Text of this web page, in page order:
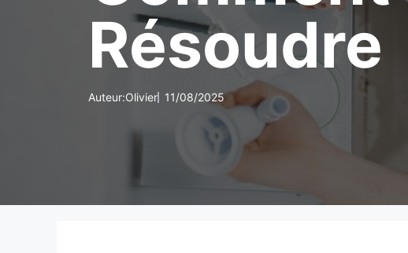
Résoudre
Auteur:Olivier 11/08/2025